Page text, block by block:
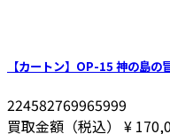
【カートン】OP-15 神の島の
224582769965999
買取金額（税込）
¥